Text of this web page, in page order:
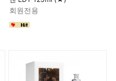
회원전용